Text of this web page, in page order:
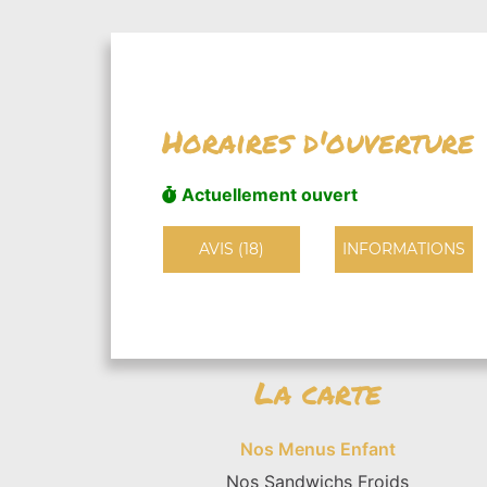
Horaires d'ouverture
Actuellement ouvert
AVIS (18) INFORMATIONS
La carte
Nos Menus Enfant
Nos Sandwichs Froids